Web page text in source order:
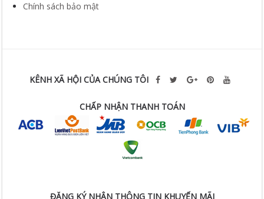
Chính sách bảo mật
KÊNH XÃ HỘI CỦA CHÚNG TÔI
CHẤP NHẬN THANH TOÁN
ĐĂNG KÝ NHẬN THÔNG TIN KHUYẾN MÃI